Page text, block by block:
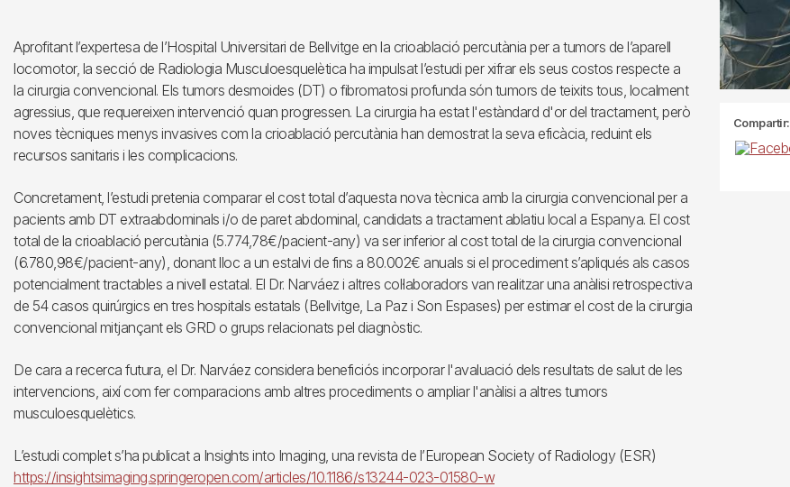
Aprofitant l’expertesa de l’Hospital Universitari de Bellvitge en la crioablació percutània per a tumors de l’aparell
locomotor, la secció de Radiologia Musculoesquelètica ha impulsat l’estudi per xifrar els seus costos respecte a
la cirurgia convencional. Els tumors desmoides (DT) o fibromatosi profunda són tumors de teixits tous, localment
agressius, que requereixen intervenció quan progressen. La cirurgia ha estat l'estàndard d'or del tractament, però
noves tècniques menys invasives com la crioablació percutània han demostrat la seva eficàcia, reduint els
recursos sanitaris i les complicacions.
Concretament, l’estudi pretenia comparar el cost total d’aquesta nova tècnica amb la cirurgia convencional per a
pacients amb DT extraabdominals i/o de paret abdominal, candidats a tractament ablatiu local a Espanya. El cost
total de la crioablació percutània (5.774,78€/pacient-any) va ser inferior al cost total de la cirurgia convencional
(6.780,98€/pacient-any), donant lloc a un estalvi de fins a 80.002€ anuals si el procediment s’apliqués als casos
potencialment tractables a nivell estatal. El Dr. Narváez i altres col·laboradors van realitzar una anàlisi retrospectiva
de 54 casos quirúrgics en tres hospitals estatals (Bellvitge, La Paz i Son Espases) per estimar el cost de la cirurgia
convencional mitjançant els GRD o grups relacionats pel diagnòstic.
De cara a recerca futura, el Dr. Narváez considera beneficiós incorporar l'avaluació dels resultats de salut de les
intervencions, així com fer comparacions amb altres procediments o ampliar l'anàlisi a altres tumors
musculoesquelètics.
L’estudi complet s’ha publicat a Insights into Imaging, una revista de l’European Society of Radiology (ESR)
https://insightsimaging.springeropen.com/articles/10.1186/s13244-023-01580-w
Compartir: